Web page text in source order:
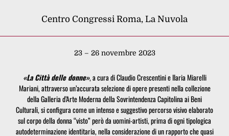
Centro Congressi Roma, La Nuvola
23 – 26 novembre 2023
«La Città delle donne», a cura di Claudio Crescentini e Ilaria Miarelli
Mariani, attraverso un’accurata selezione di opere presenti nella collezione
della Galleria d’Arte Moderna della Sovrintendenza Capitolina ai Beni
Culturali, si configura come un intenso e suggestivo percorso visivo elaborato
sul corpo della donna “visto” però da uomini-artisti, prima di ogni tipologica
autodeterminazione identitaria, nella considerazione di un rapporto che quasi